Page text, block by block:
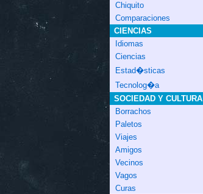
Chiquito
Comparaciones
CIENCIAS
Idiomas
Ciencias
Estad�sticas
Tecnolog�a
SOCIEDAD Y CULTURA
Borrachos
Paletos
Viajes
Amigos
Vecinos
Vagos
Curas